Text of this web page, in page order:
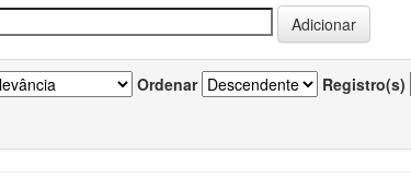
Ordenar Registro(s)